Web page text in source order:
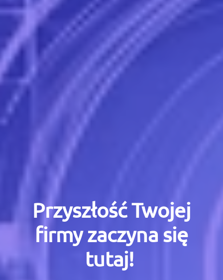
Przyszłość Twojej
firmy zaczyna się
tutaj!